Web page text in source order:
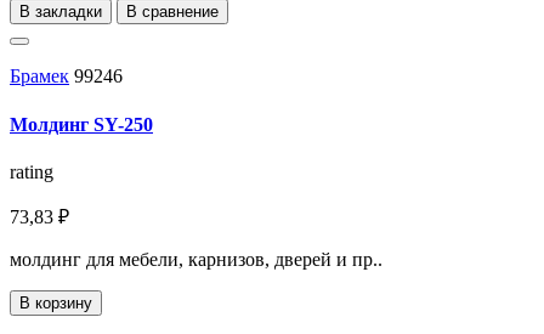
В закладки В сравнение
Брамек 99246
Молдинг SY-250
rating
73,83 ₽
молдинг для мебели, карнизов, дверей и пр..
В корзину